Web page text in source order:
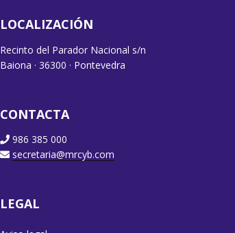
LOCALIZACIÓN
Recinto del Parador Nacional s/n
Baiona · 36300 · Pontevedra
CONTACTA
986 385 000
secretaria@mrcyb.com
LEGAL